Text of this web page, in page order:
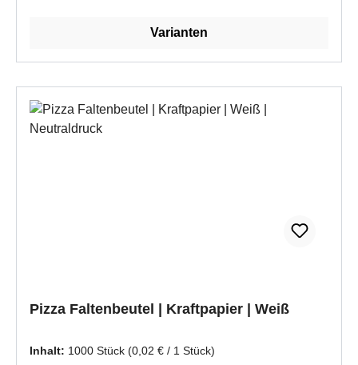
Varianten
Pizza Faltenbeutel | Kraftpapier | Weiß
Inhalt: 1000 Stück (0,02 € / 1 Stück)